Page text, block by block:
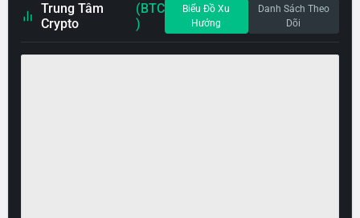
Trung Tâm
Crypto
(BTC
)
Biểu Đồ Xu
Hướng
Danh Sách Theo
Dõi